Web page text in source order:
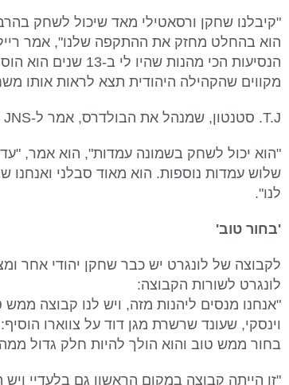
"קיבלנו שחקן ורסאטילי מאד שיכול לשחק
הנסיעות הכי מהנות
מקווים שהקהילה היהודית תצא לראות אותו
T.J. סטנטון, שמנהל את הבולדרס, אמר ל-JNS שלונגרט הוא שחקן נדיר.
"הוא יכול לשחק בשמונה עמדות", הוא אמר,
שלוש עמדות נוספות. הוא מאוד סבלני
לנו".
'בחור טוב'
לקבוצה של לונגרט יש כבר שחקן יהודי אחר
לונגרט לשורות הקבוצה:
"אנחנו מנסים ליהנות מזה, ויש לנו קבוצה
וינסקי, שעונד שרשרת מגן דוד על צווארו
בחור ממש טוב והוא הולך להיות חלק גדול